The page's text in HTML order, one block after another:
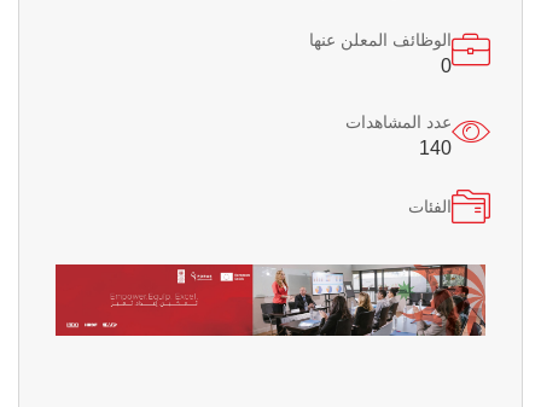
الوظائف المعلن عنها
0
عدد المشاهدات
140
الفئات